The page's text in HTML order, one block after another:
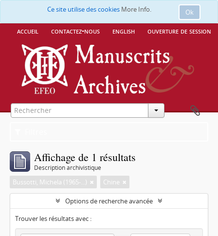
Ok
Ce site utilise des cookies More Info.
accueil contactez-nous english ouverture de session
Affichage de 1 résultats
Description archivistique
Bussotti, Michela (1965-...) Chine
Options de recherche avancée
Trouver les résultats avec :